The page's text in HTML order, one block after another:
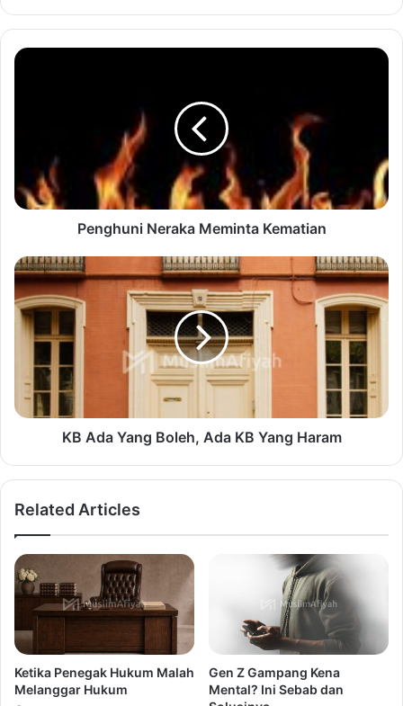
Penghuni Neraka Meminta Kematian
KB Ada Yang Boleh, Ada KB Yang Haram
Related Articles
Ketika Penegak Hukum Malah
Melanggar Hukum
Gen Z Gampang Kena
Mental? Ini Sebab dan